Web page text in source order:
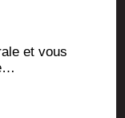
et vous